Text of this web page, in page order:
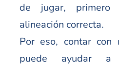
de jugar,
alineación correcta.
Por eso, contar con
puede ayudar a